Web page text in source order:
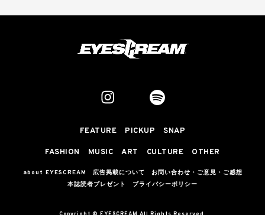
FEATURE PICKUP SNAP
FASHION MUSIC ART CULTURE OTHER
about EYESCREAM 広告掲載について
お問い合わせ・ご意見・ご感想
本誌読者プレゼント
プライバシーポリシー